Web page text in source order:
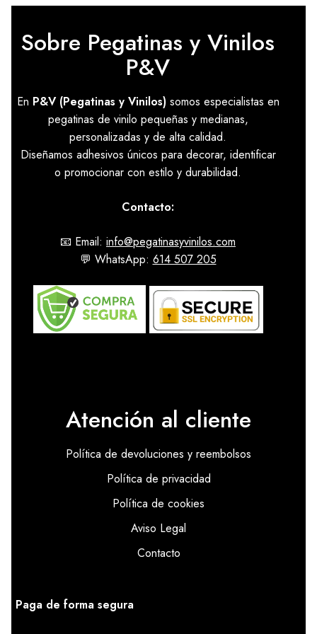
hasta
Sobre Pegatinas y Vinilos
P&V
En P&V (Pegatinas y Vinilos)somos especialistas en
pegatinas de vinilo pequeñas y medianas,
personalizadas y de alta calidad.
Diseñamos adhesivos únicos para decorar, identificar
o promocionar con estilo y durabilidad.
Contacto:
📧 Email: info@pegatinasyvinilos.com
💬 WhatsApp: 614 507 205
Atención al cliente
Política de devoluciones y reembolsos
Política de privacidad
Política de cookies
Aviso Legal
Contacto
Paga de forma segura